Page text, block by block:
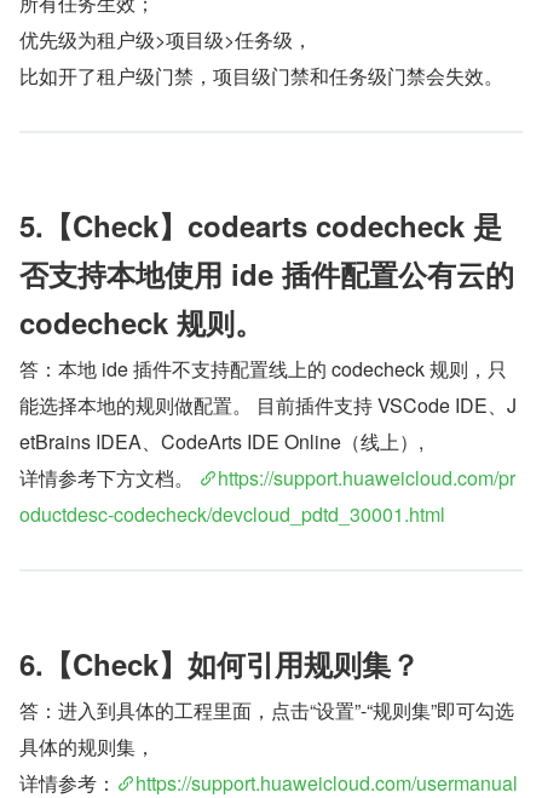
优先级为租户级>项目级>任务级，
比如开了租户级门禁，项目级门禁和任务级门禁会失效。
5.【Check】codearts codecheck 是
否支持本地使用 ide 插件配置公有云的
codecheck 规则。
答：本地 ide 插件不支持配置线上的 codecheck 规则，只
能选择本地的规则做配置。 目前插件支持 VSCode IDE、J
etBrains IDEA、CodeArts IDE Online（线上）,
详情参考下方文档。
https://support.huaweicloud.com/pr
oductdesc-codecheck/devcloud_pdtd_30001.html
6.【Check】如何引用规则集？
答：进入到具体的工程里面，点击“设置”-“规则集”即可勾选
具体的规则集，
详情参考：
https://support.huaweicloud.com/usermanual